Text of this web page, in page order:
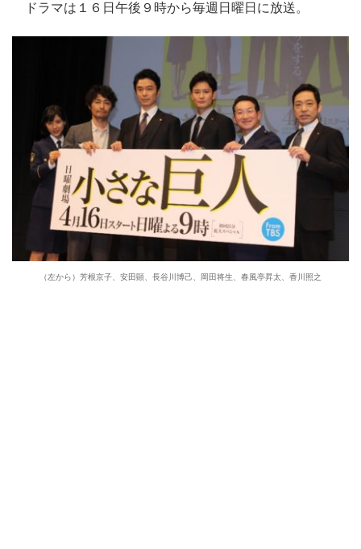
ドラマは１６日午後９時から毎週日曜日に放送。
（左から）芳根京子、安田顕、長谷川博己、岡田将生、春風亭昇太、香川照之